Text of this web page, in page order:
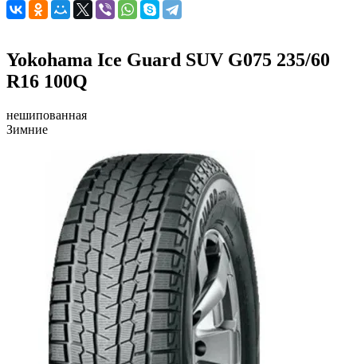
Yokohama Ice Guard SUV G075 235/60
R16 100Q
нешипованная
Зимние